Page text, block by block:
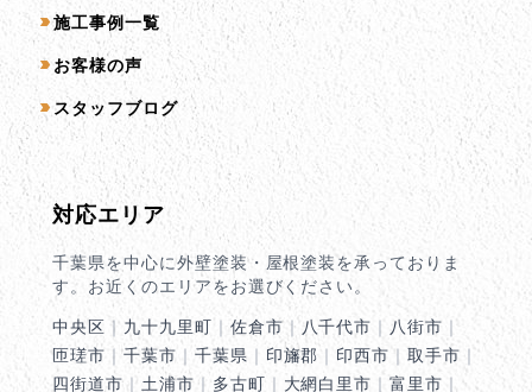
施工事例一覧
お客様の声
スタッフブログ
対応エリア
千葉県を中心に外壁塗装・屋根塗装を承っておりま
す。お近くのエリアをお選びください。
中央区 ｜ 九十九里町 ｜ 佐倉市｜ 八千代市 ｜ 八街市 ｜
匝瑳市 ｜千葉市 ｜ 千葉県 ｜ 印旛郡 ｜ 印西市 ｜取手市 ｜
四街道市｜ 土浦市 ｜ 多古町 ｜ 大網白里市 ｜富里市 ｜